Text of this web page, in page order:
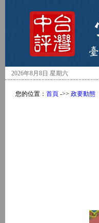
2026年8月8日 星期六
您的位置： 首頁 ->> 政要動態